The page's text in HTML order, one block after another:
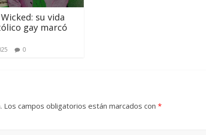
su vida
gay marcó
0
Los campos obligatorios están marcados con *